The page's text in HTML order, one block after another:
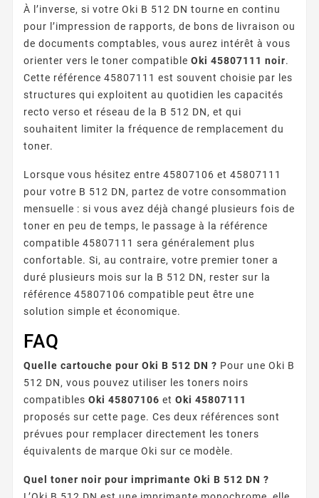
À l’inverse, si votre Oki B 512 DN tourne en continu
pour l’impression de rapports, de bons de livraison ou
de documents comptables, vous aurez intérêt à vous
orienter vers le toner compatible Oki 45807111 noir.
Cette référence 45807111 est souvent choisie par les
structures qui exploitent au quotidien les capacités
recto verso et réseau de la B 512 DN, et qui
souhaitent limiter la fréquence de remplacement du
toner.
Lorsque vous hésitez entre 45807106 et 45807111
pour votre B 512 DN, partez de votre consommation
mensuelle : si vous avez déjà changé plusieurs fois de
toner en peu de temps, le passage à la référence
compatible 45807111 sera généralement plus
confortable. Si, au contraire, votre premier toner a
duré plusieurs mois sur la B 512 DN, rester sur la
référence 45807106 compatible peut être une
solution simple et économique.
FAQ
Quelle cartouche pour Oki B 512 DN ? Pour une Oki B
512 DN, vous pouvez utiliser les toners noirs
compatibles Oki 45807106 et Oki 45807111
proposés sur cette page. Ces deux références sont
prévues pour remplacer directement les toners
équivalents de marque Oki sur ce modèle.
Quel toner noir pour imprimante Oki B 512 DN ?